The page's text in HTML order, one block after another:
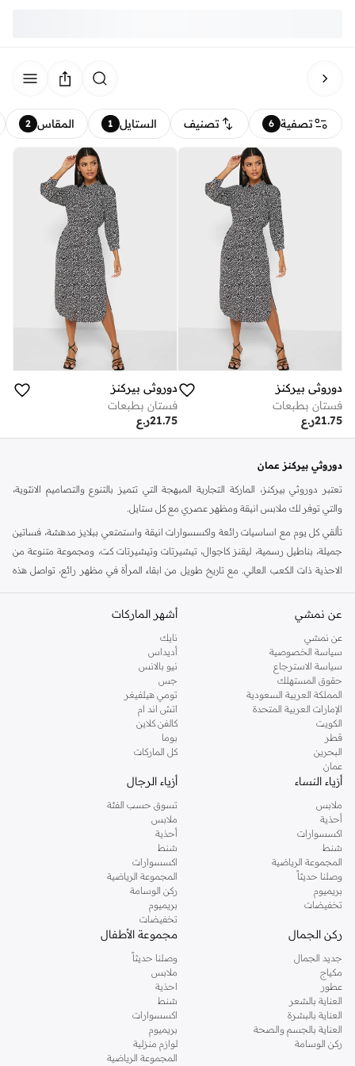
تصفية 6 تصنيف الستايل 1 المقاس 2
دوروثي بيركنز
فستان بطبعات
ر.ع21.75
دوروثي بيركنز
فستان بطبعات
ر.ع21.75
دوروثي بيركنز عمان
تعتبر دوروثي بيركنز، الماركة التجارية المبهجة التي تتميز بالتنوع والتصاميم الانثوية،
والتي توفر لك ملابس انيقة ومظهر عصري مع كل ستايل.
تألقي كل يوم مع اساسيات رائعة واكسسوارات انيقة واستمتعي ببلايز مدهشة، فساتين
جميلة، بناطيل رسمية، ليقنز كاجوال، تيشيرتات وتيشيرتات كت، ومجموعة متنوعة من
الاحذية ذات الكعب العالي. مع تاريخ طويل من ابقاء المرأة في مظهر رائع، تواصل هذه
كنت تقومين بتجديد خزانة ملابسك الملائمة للعمل، البحث عن فستان مثالي للحفلات او
اليه.
تسوقي دوروثي بيركنز اون لاين مسقط
تسوقي دوروثي بيركنز اون لاين من نمشي واستمتعي باكثر من الف ستايل من مجموعة
دوروثي بيركنز الشهيرة. تصفحي المجموعة كاملة في متجر دوروثي بيركنز اون لاين او
استخدمي القائمة لتحديد تجربة تسوق دوروثي بيركنز اون لاين. خدمة التوصيل السريعة
والدعم الاستثنائي يضمن لك تجربة تسوق ممتعة دائما مع نمشي.
عن نمشي
عن نمشي
سياسة الخصوصية
سياسة الاسترجاع
حقوق المستهلك
المملكة العربية السعودية
الإمارات العربية المتحدة
الكويت
قطر
البحرين
عمان
أشهر الماركات
نايك
أديداس
نيو بالانس
جس
تومي هيلفيغر
اتش اند ام
كالفن كلاين
بوما
كل الماركات
أزياء النساء
ملابس
أحذية
اكسسوارات
شنط
المجموعة الرياضية
وصلنا حديثاً
بريميوم
تخفيضات
أزياء الرجال
تسوق حسب الفئة
ملابس
أحذية
شنط
اكسسوارات
المجموعة الرياضية
ركن الوسامة
بريميوم
تخفيضات
ركن الجمال
جديد الجمال
مكياج
عطور
العناية بالشعر
العناية بالبشرة
العناية بالجسم والصحة
ركن الوسامة
مجموعة الأطفال
وصلنا حديثاً
ملابس
احذية
شنط
اكسسوارات
بريميوم
لوازم منزلية
المجموعة الرياضية